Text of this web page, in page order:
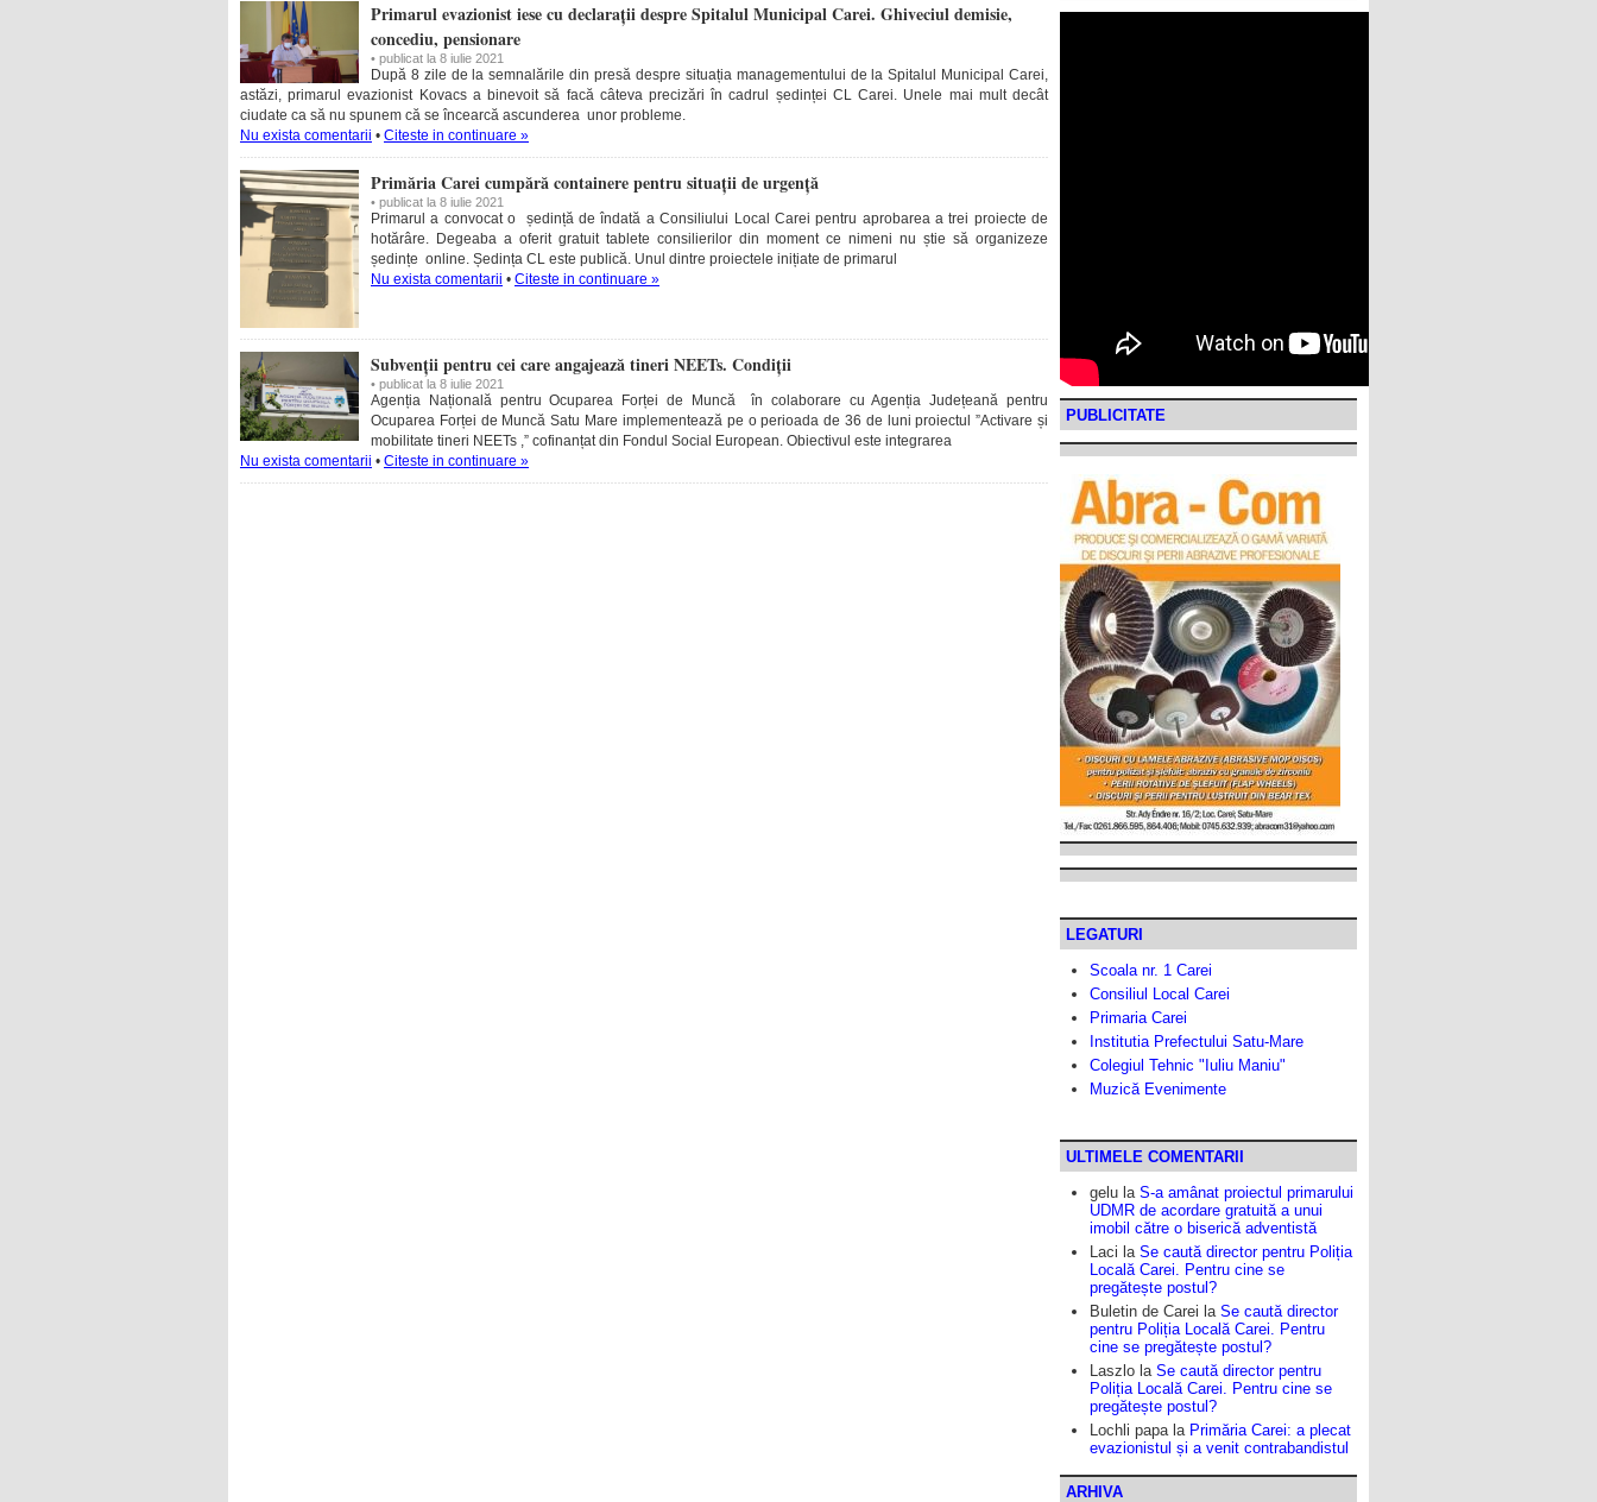
Primarul evazionist iese cu declarații despre Spitalul Municipal Carei. Ghiveciul demisie,
concediu, pensionare
• publicat la 8 iulie 2021
După 8 zile de la semnalările din presă despre situația managementului de la Spitalul Municipal Carei,
astăzi, primarul evazionist Kovacs a binevoit să facă câteva precizări în cadrul ședinței CL Carei. Unele mai mult decât
ciudate ca să nu spunem că se încearcă ascunderea unor probleme.
Nu exista comentarii • Citeste in continuare »
Primăria Carei cumpără containere pentru situații de urgență
• publicat la 8 iulie 2021
Primarul a convocat o ședință de îndată a Consiliului Local Carei pentru aprobarea a trei proiecte de
hotărâre. Degeaba a oferit gratuit tablete consilierilor din moment ce nimeni nu știe să organizeze
ședințe online. Ședința CL este publică. Unul dintre proiectele inițiate de primarul
Nu exista comentarii • Citeste in continuare »
Subvenții pentru cei care angajează tineri NEETs. Condiții
• publicat la 8 iulie 2021
Agenția Națională pentru Ocuparea Forței de Muncă în colaborare cu Agenția Județeană pentru
Ocuparea Forței de Muncă Satu Mare implementează pe o perioada de 36 de luni proiectul ”Activare și
mobilitate tineri NEETs ,” cofinanțat din Fondul Social European. Obiectivul este integrarea
Nu exista comentarii • Citeste in continuare »
PUBLICITATE
LEGATURI
Scoala nr. 1 Carei
Consiliul Local Carei
Primaria Carei
Institutia Prefectului Satu-Mare
Colegiul Tehnic "Iuliu Maniu"
Muzică Evenimente
ULTIMELE COMENTARII
gelu la S-a amânat proiectul primarului
UDMR de acordare gratuită a unui
imobil către o biserică adventistă
Laci la Se caută director pentru Poliția
Locală Carei. Pentru cine se
pregătește postul?
Buletin de Carei la Se caută director
pentru Poliția Locală Carei. Pentru
cine se pregătește postul?
Laszlo la Se caută director pentru
Poliția Locală Carei. Pentru cine se
pregătește postul?
Lochli papala Primăria Carei: a plecat
evazionistul și a venit contrabandistul
ARHIVA